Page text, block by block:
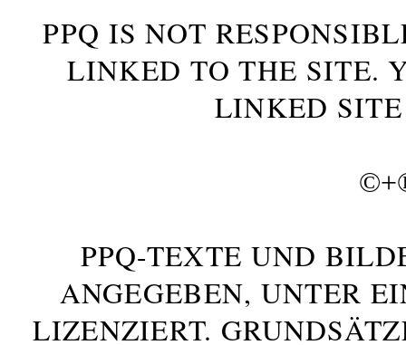
PPQ IS NOT
LINKED TO THE SITE.
LINKED
©+
PPQ-TEXTE UND
ANGEGEBEN, UNTER
LIZENZIERT.